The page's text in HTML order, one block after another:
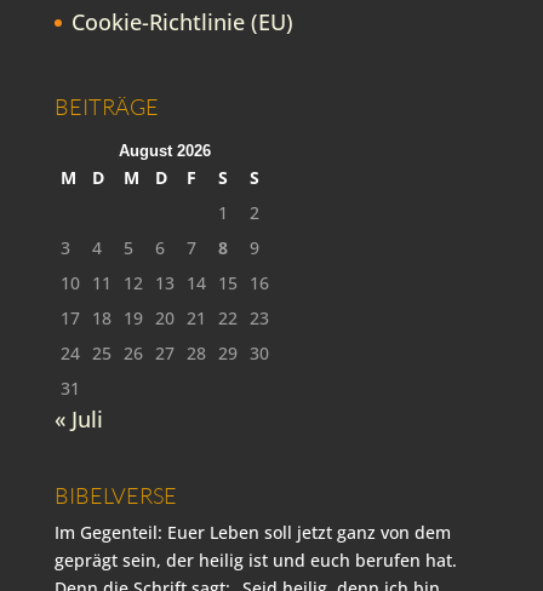
Cookie-Richtlinie (EU)
BEITRÄGE
August 2026
M D M D F S
S
1
2
3
4 5 6 7 8
9
10 11 12 13 14 15
16
17 18 19 20 21 22 23
24 25 26 27 28 29 30
31
« Juli
BIBELVERSE
Im Gegenteil: Euer Leben soll jetzt ganz von dem
geprägt sein, der heilig ist und euch berufen hat.